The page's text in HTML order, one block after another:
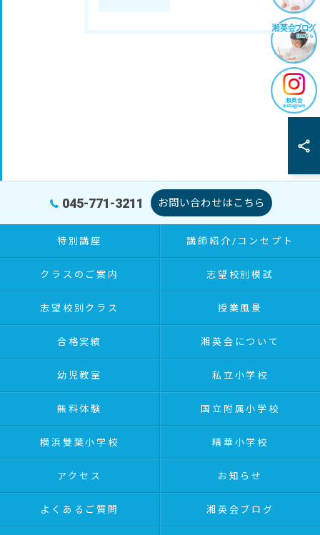
045-771-3211 お問い合わせはこちら
特別講座 講師紹介/コンセプト
クラスのご案内 志望校別模試
志望校別クラス 授業風景
合格実績 湘英会について
幼児教室 私立小学校
無料体験 国立附属小学校
横浜雙葉小学校 精華小学校
アクセス お知らせ
よくあるご質問 湘英会ブログ